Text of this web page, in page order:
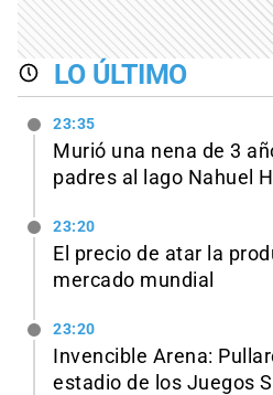
LO ÚLTIMO
23:35
Murió una nena de 3
padres al lago Nahuel
23:20
El precio de atar la
mercado mundial
23:20
Invencible Arena:
estadio de los Juegos